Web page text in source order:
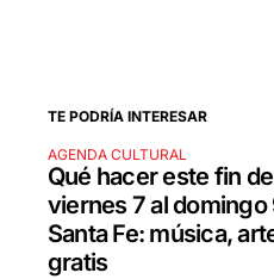
TE PODRÍA INTERESAR
AGENDA CULTURAL
Qué hacer este fin
viernes 7 al domingo
Santa Fe: música,
gratis